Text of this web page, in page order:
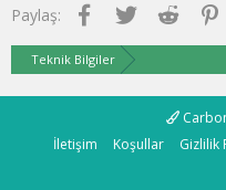
Paylaş: Facebook
TwitterReddit
Teknik Bilgiler
İletişim
Koşullar Gizlilik